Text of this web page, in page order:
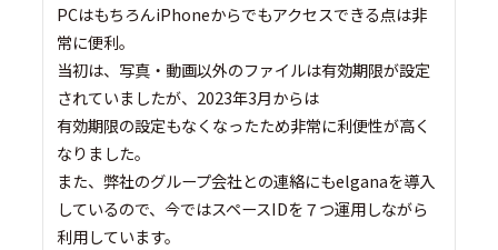
PCはもちろんiPhoneからでもアクセスできる点は非
常に便利。
当初は、写真・動画以外のファイルは有効期限が設定
されていましたが、2023年3月からは
有効期限の設定もなくなったため非常に利便性が高く
なりました。
また、弊社のグループ会社との連絡にもelganaを導入
しているので、今ではスペースIDを７つ運用しながら
利用しています。